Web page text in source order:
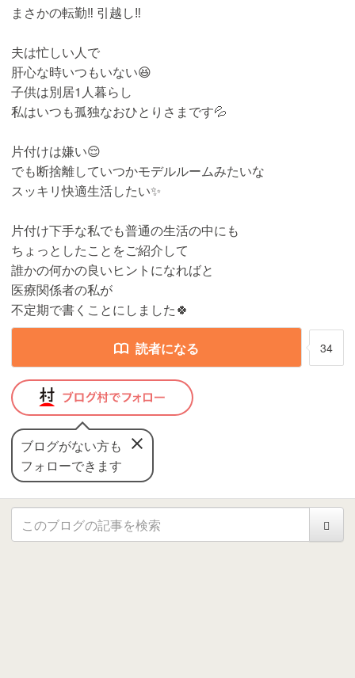
まさかの転勤‼︎ 引越し‼︎
夫は忙しい人で
肝心な時いつもいない😆
子供は別居1人暮らし
私はいつも孤独なおひとりさまです💦
片付けは嫌い😌
でも断捨離していつかモデルルームみたいな
スッキリ快適生活したい✨
片付け下手な私でも普通の生活の中にも
ちょっとしたことをご紹介して
誰かの何かの良いヒントになればと
医療関係者の私が
不定期で書くことにしました🍀
読者になる 34
ブログがない方も
フォローできます